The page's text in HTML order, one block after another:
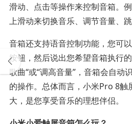
滑动、点击等操作来控制音箱。
上滑动来切换音乐、调节音量、跳
音箱还支持语音控制功能，您可
按钮，然后说出您希望音箱执行
歌曲“或“调高音量”，音箱会自动
的操作。总体而言，小米Pro 8触
大，是您享受音乐的理想伴侣。